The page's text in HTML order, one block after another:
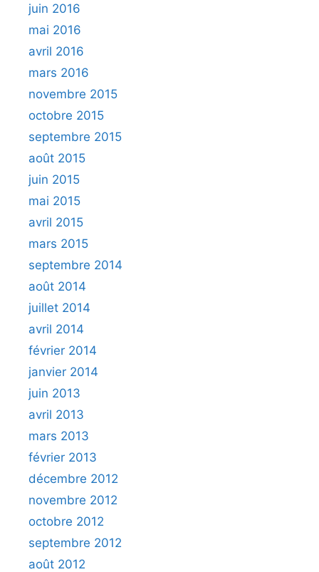
juin 2016
mai 2016
avril 2016
mars 2016
novembre 2015
octobre 2015
septembre 2015
août 2015
juin 2015
mai 2015
avril 2015
mars 2015
septembre 2014
août 2014
juillet 2014
avril 2014
février 2014
janvier 2014
juin 2013
avril 2013
mars 2013
février 2013
décembre 2012
novembre 2012
octobre 2012
septembre 2012
août 2012